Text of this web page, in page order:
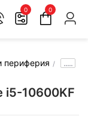
0 0
периферия .....
i5-10600KF